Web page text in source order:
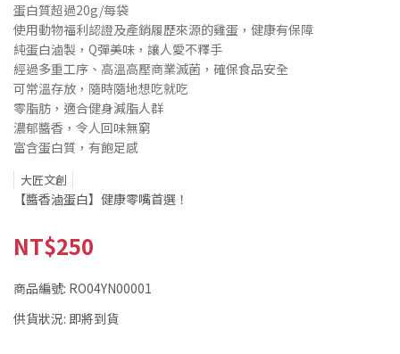
蛋白質超過20g/每袋
使用動物福利認證及產銷履歷來源的雞蛋，健康有保障
純蛋白滷製，Q彈美味，讓人愛不釋手
經過多重工序、高溫高壓商業滅菌，確保食品安全
可常溫存放，隨時隨地想吃就吃
零脂肪，適合健身減脂人群
濃郁醬香，令人回味無窮
富含蛋白質，有飽足感
大匠文創
【醬香滷蛋白】健康零嘴首選！
NT$250
商品編號: RO04YN00001
供貨狀況: 即將到貨